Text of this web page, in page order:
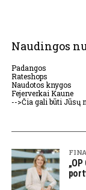
Naudingos
Padangos
Rateshops
Naudotos knygos
Fejerverkai Kaune
-->Čia gali būti Jūsų